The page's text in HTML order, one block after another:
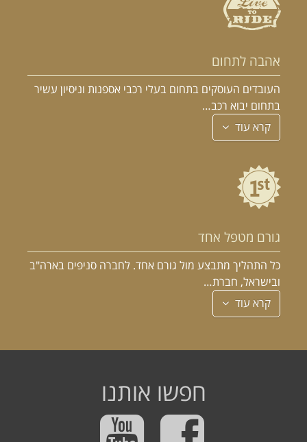
אהבה לתחום
העובדים העוסקים בתחום בעלי רכבי אספנות וניסיון עשיר
בתחום יבוא רכב…
קרא עוד
גורם מטפל אחד
כל התהליך מתבצע מול גורם אחד. לחברה סניפים בארה"ב
ובישראל, חברת…
קרא עוד
חפשו אותנו